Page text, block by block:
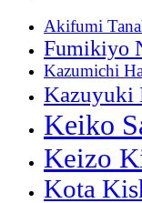
Akifumi
Fumikiyo
Kazumichi
Kazuyuki
Keiko
Keizo
Kota